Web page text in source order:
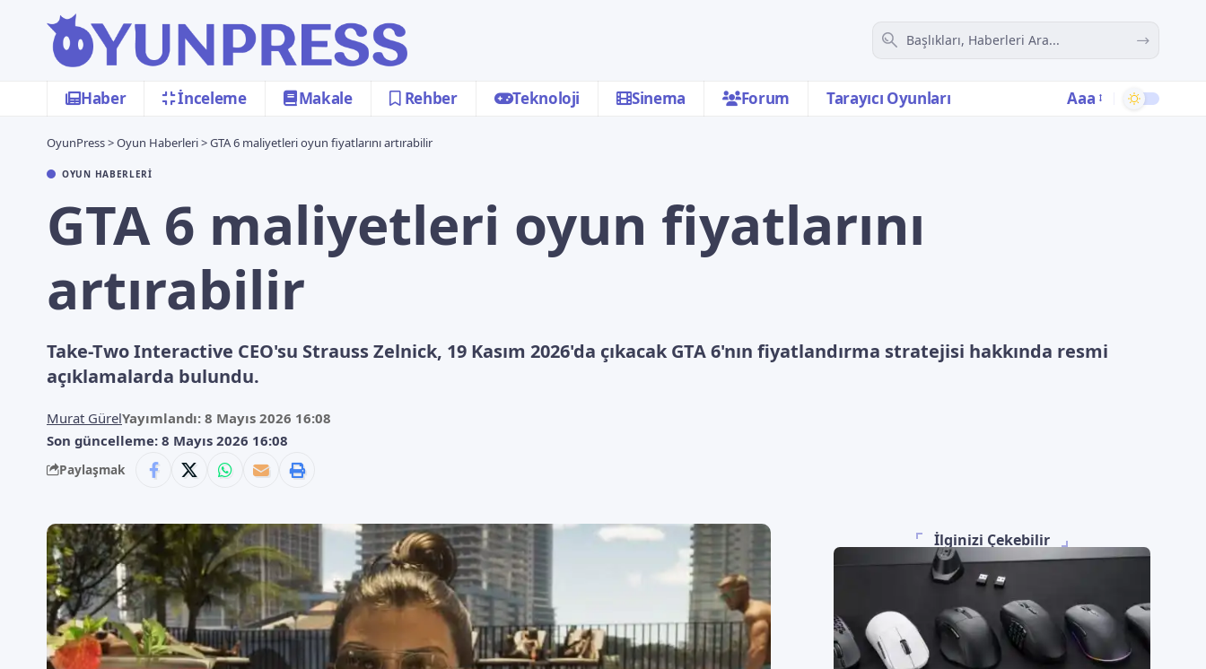
Haber İnceleme Makale Rehber Teknoloji Sinema Forum Tarayıcı Oyunları Aaa
OyunPress>Oyun Haberleri>GTA 6 maliyetleri oyun fiyatlarını artırabilir
OYUN HABERLERI
GTA 6 maliyetleri oyun fiyatlarını
artırabilir
Take-Two Interactive CEO'su Strauss Zelnick, 19 Kasım 2026'da çıkacak GTA 6'nın fiyatlandırma stratejisi hakkında resmi
açıklamalarda bulundu.
Son güncelleme: 8 Mayıs 2026 16:08
Murat GürelYayımlandı: 8 Mayıs 2026 16:08
Paylaşmak
İlginizi Çekebilir